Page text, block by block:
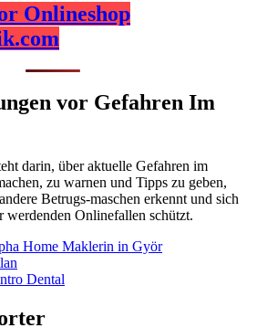
Onlineshop
vor Gefahren Im
darin, über aktuelle Gefahren im
zu warnen und Tipps zu geben,
Betrugs-maschen erkennt und sich
Onlinefallen schützt.
Home Maklerin in Györ
Dental